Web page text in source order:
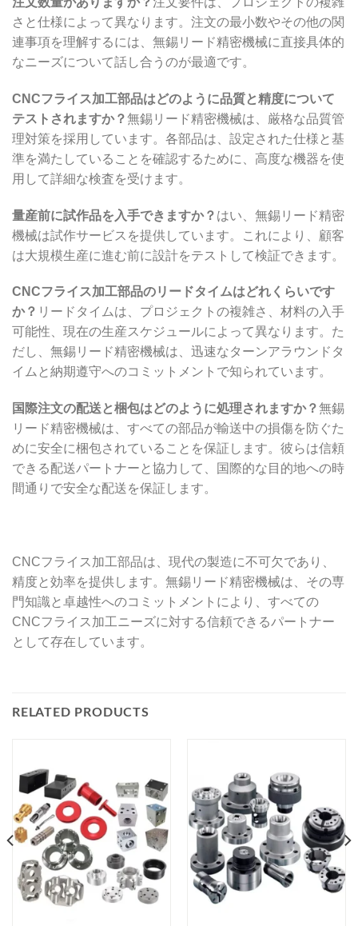
さと仕様によって異なります。注文の最小数やその他の関
連事項を理解するには、無錫リード精密機械に直接具体的
なニーズについて話し合うのが最適です。
CNCフライス加工部品はどのように品質と精度について
テストされますか？無錫リード精密機械は、厳格な品質管
理対策を採用しています。各部品は、設定された仕様と基
準を満たしていることを確認するために、高度な機器を使
用して詳細な検査を受けます。
量産前に試作品を入手できますか？ はい、無錫リード精密
機械は試作サービスを提供しています。これにより、顧客
は大規模生産に進む前に設計をテストして検証できます。
CNCフライス加工部品のリードタイムはどれくらいです
か？ リードタイムは、プロジェクトの複雑さ、材料の入手
可能性、現在の生産スケジュールによって異なります。た
だし、無錫リード精密機械は、迅速なターンアラウンドタ
イムと納期遵守へのコミットメントで知られています。
国際注文の配送と梱包はどのように処理されますか？無錫
リード精密機械は、すべての部品が輸送中の損傷を防ぐた
めに安全に梱包されていることを保証します。彼らは信頼
できる配送パートナーと協力して、国際的な目的地への時
間通りで安全な配送を保証します。
CNCフライス加工部品は、現代の製造に不可欠であり、
精度と効率を提供します。無錫リード精密機械は、その専
門知識と卓越性へのコミットメントにより、すべての
CNCフライス加工ニーズに対する信頼できるパートナー
として存在しています。
RELATED PRODUCTS